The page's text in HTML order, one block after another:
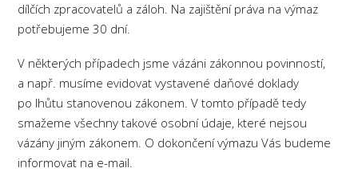
dílčích zpracovatelů a záloh. Na zajištění práva na výmaz
potřebujeme 30 dní.
V některých případech jsme vázáni zákonnou povinností,
a např. musíme evidovat vystavené daňové doklady
po lhůtu stanovenou zákonem. V tomto případě tedy
smažeme všechny takové osobní údaje, které nejsou
vázány jiným zákonem. O dokončení výmazu Vás budeme
informovat na e-mail.